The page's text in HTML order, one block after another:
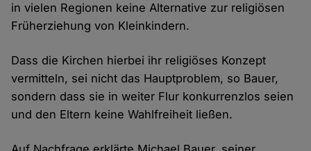
in vielen Regionen keine Alternative zur religiösen
Früherziehung von Kleinkindern.
Dass die Kirchen hierbei ihr religiöses Konzept
vermitteln, sei nicht das Hauptproblem, so Bauer,
sondern dass sie in weiter Flur konkurrenzlos seien
und den Eltern keine Wahlfreiheit ließen.